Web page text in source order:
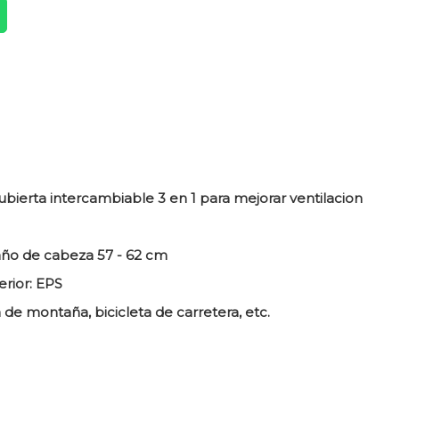
intercambiable 3 en 1 para mejorar ventilacion
de cabeza 57 - 62 cm
EPS
montaña, bicicleta de carretera, etc.